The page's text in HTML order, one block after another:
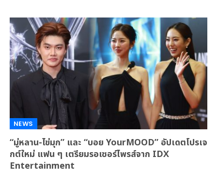
NEWS
“มู่หลาน-ไข่มุก” และ “บอย YourMOOD” อัปเดตโปรเจ
กต์ใหม่ แฟน ๆ เตรียมรอเซอร์ไพรส์จาก IDX
Entertainment